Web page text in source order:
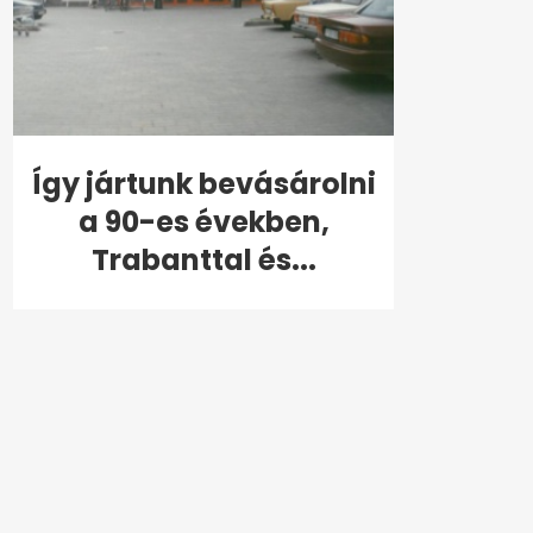
Így jártunk bevásárolni
a 90-es években,
Trabanttal és...